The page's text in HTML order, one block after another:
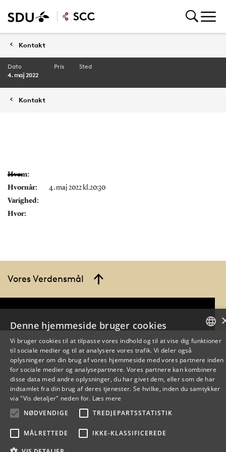
Kontakt
Dato
4. maj 2022
Pris Sted
Kontakt
Hvem:
Hvornår:
4. maj 2022 kl.20:30
Varighed:
Hvor:
Vores Verdensmål
ENGLISH
Denne hjemmeside bruger cookies
Vi bruger cookies til at tilpasse vores indhold og til at vise dig funktioner
til sociale medier og til at analysere vores trafik. Vi deler også
oplysninger om din brug af vores hjemmeside med vores partnere inden
for sociale medier og analysepartnere. Vores partnere kan kombinere
disse data med andre oplysninger, du har givet dem, eller som de har
indsamlet fra din brug af deres tjenester. Se hvilke, inden du samtykker
via "Vis detaljer" neden for. Læs mere
NØDVENDIGE
TREDJEPARTSSTATISTIK
MÅLRETTEDE IKKE-KLASSIFICEREDE